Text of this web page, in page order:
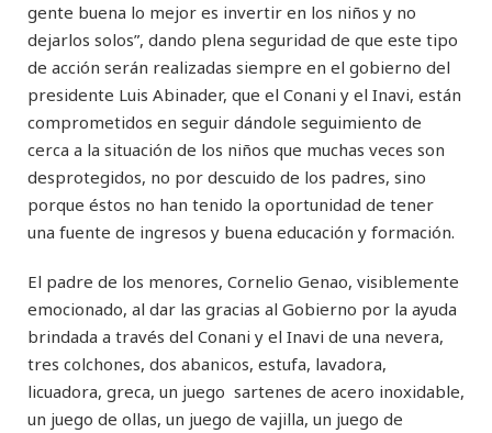
gente buena lo mejor es invertir en los niños y no
dejarlos solos”, dando plena seguridad de que este tipo
de acción serán realizadas siempre en el gobierno del
presidente Luis Abinader, que el Conani y el Inavi, están
comprometidos en seguir dándole seguimiento de
cerca a la situación de los niños que muchas veces son
desprotegidos, no por descuido de los padres, sino
porque éstos no han tenido la oportunidad de tener
una fuente de ingresos y buena educación y formación.
El padre de los menores, Cornelio Genao, visiblemente
emocionado, al dar las gracias al Gobierno por la ayuda
brindada a través del Conani y el Inavi de una nevera,
tres colchones, dos abanicos, estufa, lavadora,
licuadora, greca, un juego sartenes de acero inoxidable,
un juego de ollas, un juego de vajilla, un juego de